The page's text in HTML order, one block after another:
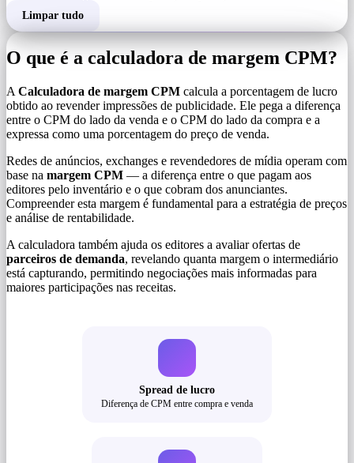
Limpar tudo
O que é a calculadora de margem CPM?
A Calculadora de margem CPM calcula a porcentagem de lucro
obtido ao revender impressões de publicidade. Ele pega a diferença
entre o CPM do lado da venda e o CPM do lado da compra e a
expressa como uma porcentagem do preço de venda.
Redes de anúncios, exchanges e revendedores de mídia operam com
base na margem CPM — a diferença entre o que pagam aos
editores pelo inventário e o que cobram dos anunciantes.
Compreender esta margem é fundamental para a estratégia de preços
e análise de rentabilidade.
A calculadora também ajuda os editores a avaliar ofertas de
parceiros de demanda, revelando quanta margem o intermediário
está capturando, permitindo negociações mais informadas para
maiores participações nas receitas.
Spread de lucro
Diferença de CPM entre compra e venda